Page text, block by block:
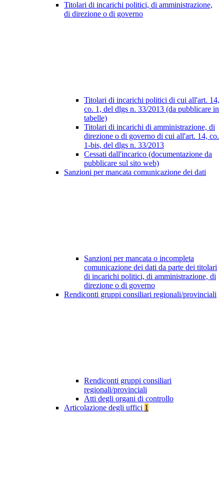
Titolari di incarichi politici, di amministrazione,
di direzione o di governo
Titolari di incarichi politici di cui all'art. 14,
co. 1, del dlgs n. 33/2013 (da pubblicare in
tabelle)
Titolari di incarichi di amministrazione, di
direzione o di governo di cui all'art. 14, co.
1-bis, del dlgs n. 33/2013
Cessati dall'incarico (documentazione da
pubblicare sul sito web)
Sanzioni per mancata comunicazione dei dati
Sanzioni per mancata o incompleta
comunicazione dei dati da parte dei titolari
di incarichi politici, di amministrazione, di
direzione o di governo
Rendiconti gruppi consiliari regionali/provinciali
Rendiconti gruppi consiliari
regionali/provinciali
Atti degli organi di controllo
Articolazione degli uffici 1